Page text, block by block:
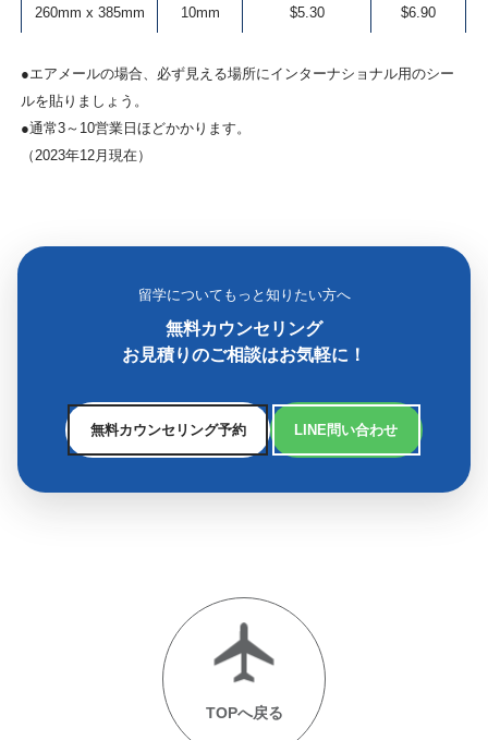
260mm x 385mm 10mm $5.30 $6.90
●エアメールの場合、必ず見える場所にインターナショナル用のシー
ルを貼りましょう。
●通常3～10営業日ほどかかります。
（2023年12月現在）
留学についてもっと知りたい方へ
無料カウンセリング
お見積りのご相談はお気軽に！
無料カウンセリング予約 LINE問い合わせ
TOPへ戻る